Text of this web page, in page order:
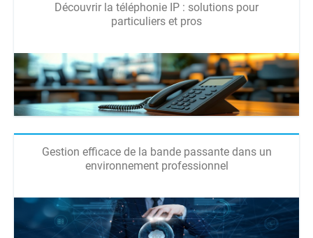
Découvrir la téléphonie IP : solutions pour
particuliers et pros
Gestion efficace de la bande passante dans un
environnement professionnel